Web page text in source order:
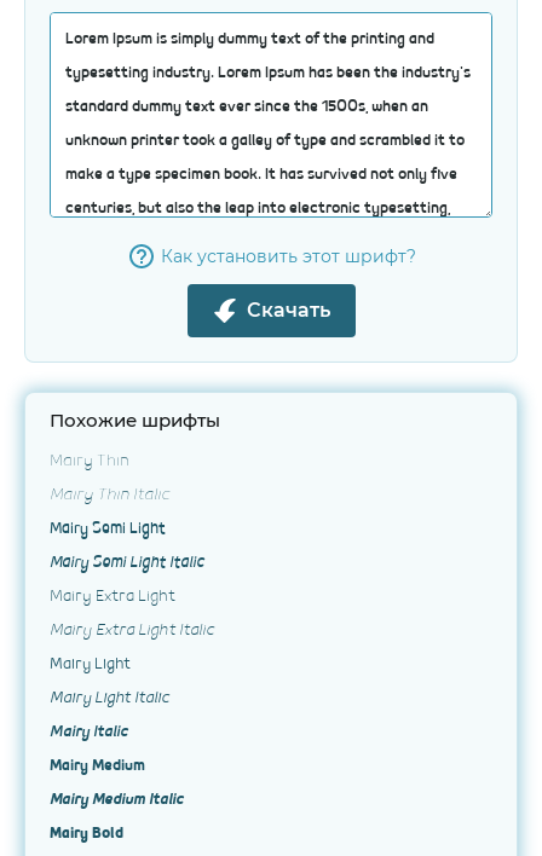
Как установить этот шрифт?
Скачать
Похожие шрифты
Mairy Thin
Mairy Thin Italic
Mairy Semi Light
Mairy Semi Light Italic
Mairy Extra Light
Mairy Extra Light Italic
Mairy Light
Mairy Light Italic
Mairy Italic
Mairy Medium
Mairy Medium Italic
Mairy Bold